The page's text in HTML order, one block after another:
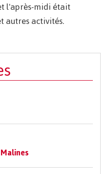
l'après-midi était
autres activités.